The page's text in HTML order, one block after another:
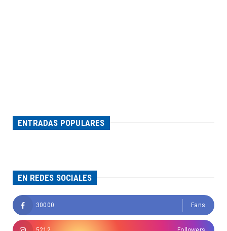
ENTRADAS POPULARES
EN REDES SOCIALES
30000 Fans